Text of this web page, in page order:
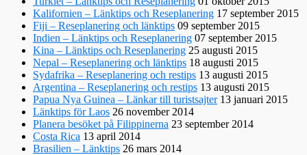
Kalifornien – Länktips och Reseplanering 17 september 2015
Fiji – Reseplanering och länktips 09 september 2015
Indien – Länktips och Reseplanering 07 september 2015
Kina – Länktips och Reseplanering 25 augusti 2015
Nepal – Reseplanering och länktips 18 augusti 2015
Sydafrika – Reseplanering och restips 13 augusti 2015
Argentina – Reseplanering och restips 13 augusti 2015
Papua Nya Guinea – Länkar till turistsajter13 januari 2015
Länktips för Laos 26 november 2014
Planera besöket på Filippinerna 23 september 2014
Costa Rica 13 april 2014
Brasilien – Länktips 26 mars 2014